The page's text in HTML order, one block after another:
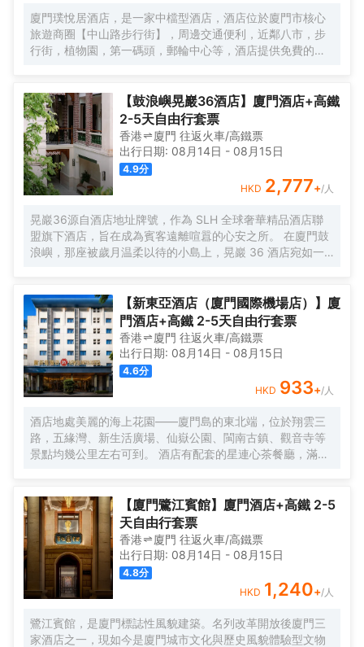
廈門璞悅居酒店，是一家中檔型酒店，酒店位於廈門市核心
旅遊商圈【中山路步行街】，周邊交通便利，近鄰八市，步
行街，植物園，第一碼頭，郵輪中心等，酒店提供免費的洗
【鼓浪嶼晃巖36酒店】廈門酒店+高鐵
2-5天自由行套票
香港 廈門 往返火車/高鐵票
出行日期: 08月14日 - 08月15日
4.9分
HKD 2,777+/人
晃巖36源自酒店地址牌號，作為 SLH 全球奢華精品酒店聯
盟旗下酒店，旨在成為賓客遠離喧囂的心安之所。 在廈門鼓
浪嶼，那座被歲月温柔以待的小島上，晃巖 36 酒店宛如一
磚石間縈繞。自廈門搭乘渡輪，仿若穿越一片波光粼粼的詩
海，便能抵達這片與繁忙及快節奏隔絕的靜謐天堂。 踏入晃
巖36，復古留聲機裏傳出的悠揚旋律，似是時光的淺吟低
唱，伴你開啟這一場優雅之旅。閩南彩色玻璃窗與南洋風情
花紋瓷磚錯落交織，仿若一幅色彩斑斕而又富有異域風情的
畫卷，目光所及之處，皆是細膩的藝術筆觸。每間卧室皆似
陽光的寵兒，寬敞露台仿若空中花園，精心雕琢的細節之處
盡顯匠心。精心挑選的洗護產品與南方酒店少有的臻品烘衣
倉，以貼心的呵護，讓每一個清晨的準備都成為一種愉悅的
儀式。靜謐的夜晚，在戶外浴缸中舒展身心，拱形窗戶宛如
精緻畫框，框住那城市的迷人景緻，亦框住這片刻的寧靜與
間，悠然品茗，讓那一抹茶香與自然的氣息相融相契。在那
寧靜的庭院裏，新中式茶韻裊裊，創意咖啡香氣氤氲，時光
彷彿在此刻停駐，讓人沉醉不知歸路。「日光餐廳」裏，中
西合璧的融合美食宛如一場舌尖上的文化盛宴。「音樂會客
廳」內，鋼琴伴奏下的威士忌之夜，又似一場靈魂與音符、
美酒的繾綣私語。
【新東亞酒店（廈門國際機場店）】廈
門酒店+高鐵 2-5天自由行套票
香港 廈門 往返火車/高鐵票
出行日期: 08月14日 - 08月15日
4.6分
HKD 933+/人
酒店地處美麗的海上花園——廈門島的東北端，位於翔雲三
路，五緣灣、新生活廣場、仙嶽公園、閩南古鎮、觀音寺等
景點均幾公里左右可到。 酒店有配套的星連心茶餐廳，滿足
客一換，網絡讓你與外界溝通不中斷。酒店為住客提供免費
接送機服務（詳情諮詢門店）。
【廈門鷺江賓館】廈門酒店+高鐵 2-5
天自由行套票
香港 廈門 往返火車/高鐵票
出行日期: 08月14日 - 08月15日
4.8分
HKD 1,240+/人
鷺江賓館，是廈門標誌性風貌建築。名列改革開放後廈門三
家酒店之一，現如今是廈門城市文化與歷史風貌體驗型文物